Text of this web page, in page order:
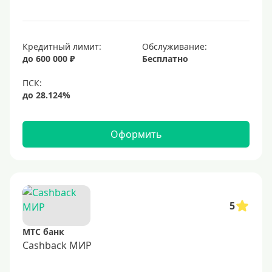
Золотые
Черные
Виртуальные
С бонусами
С кэшбэком на АЗС
С милями
Цель
Кредитный лимит:
до 600 000 ₽
Обслуживание:
Бесплатно
Оформить
5
МТС банк
Cashback МИР